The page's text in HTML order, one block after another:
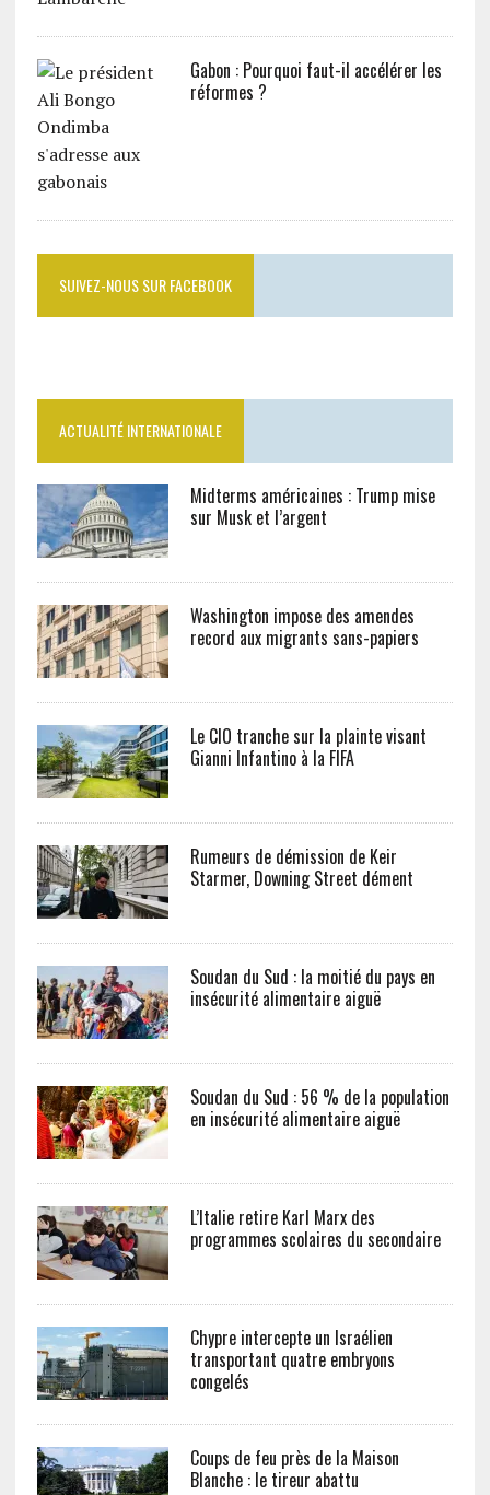
Gabon : Pourquoi faut-il accélérer les
réformes ?
SUIVEZ-NOUS SUR FACEBOOK
ACTUALITÉ INTERNATIONALE
Midterms américaines : Trump mise
sur Musk et l’argent
Washington impose des amendes
record aux migrants sans-papiers
Le CIO tranche sur la plainte visant
Gianni Infantino à la FIFA
Rumeurs de démission de Keir
Starmer, Downing Street dément
Soudan du Sud : la moitié du pays en
insécurité alimentaire aiguë
Soudan du Sud : 56 % de la population
en insécurité alimentaire aiguë
L’Italie retire Karl Marx des
programmes scolaires du secondaire
Chypre intercepte un Israélien
transportant quatre embryons
congelés
Coups de feu près de la Maison
Blanche : le tireur abattu